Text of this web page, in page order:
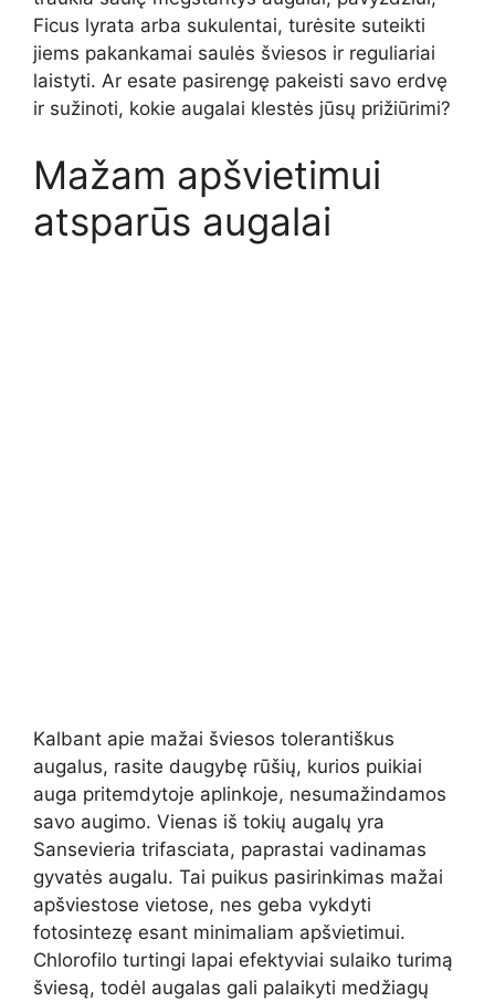
Ficus lyrata arba sukulentai, turėsite suteikti
jiems pakankamai saulės šviesos ir reguliariai
laistyti. Ar esate pasirengę pakeisti savo erdvę
ir sužinoti, kokie augalai klestės jūsų prižiūrimi?
Mažam apšvietimui
atsparūs augalai
Kalbant apie mažai šviesos tolerantiškus
augalus, rasite daugybę rūšių, kurios puikiai
auga pritemdytoje aplinkoje, nesumažindamos
savo augimo. Vienas iš tokių augalų yra
Sansevieria trifasciata, paprastai vadinamas
gyvatės augalu. Tai puikus pasirinkimas mažai
apšviestose vietose, nes geba vykdyti
fotosintezę esant minimaliam apšvietimui.
Chlorofilo turtingi lapai efektyviai sulaiko turimą
šviesą, todėl augalas gali palaikyti medžiagų